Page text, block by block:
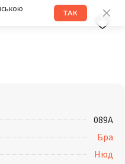
ТАК
089A
Бра
Нюд